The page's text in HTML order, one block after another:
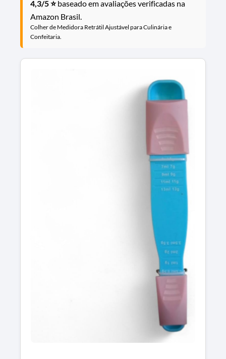
4,3/5 ⭐baseado em avaliações verificadas na
Amazon Brasil.
Colher de Medidora Retrátil Ajustável para Culinária e
Confeitaria.